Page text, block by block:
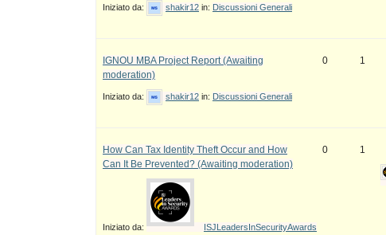
Iniziato da: shakir12 in: Discussioni Generali
IGNOU MBA Project Report (Awaiting
moderation)
Iniziato da: shakir12 in: Discussioni Generali
0 1
How Can Tax Identity Theft Occur and How
Can It Be Prevented? (Awaiting moderation)
Iniziato da:
ISJLeadersInSecurityAwards
0 1